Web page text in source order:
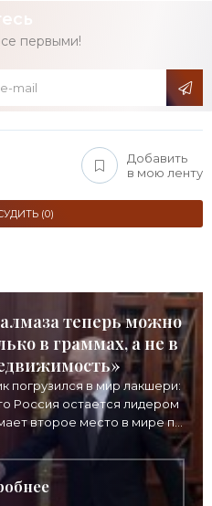
первыми!
Добавить
в мою ленту
(0)
теперь можно
в граммах, а не в
погрузился в мир лакшери:
Россия остается лидером
второе место в мире по